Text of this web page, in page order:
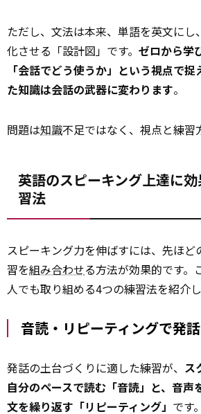
ただし、文法は本来、単語を英文にし
化させる「設計図」です。 ゼロから学
「会話でどう使うか」という視点で
た知識は会話の武器に変わります。
問題は知識不足ではなく、視点と練習
英語のスピーキング上達に
習法
スピーキング力を伸ばすには、先ほど
習を組み合わせる方法が効果的です。
人でも取り組める4つの練習法を紹介し
音読・リピーティングで発
発話の土台づくりに適した練習が、 ス
自分のペースで読む「音読」と、音声
文を繰り返す「リピーティング」 です。